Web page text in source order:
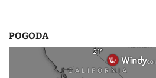
POGODA